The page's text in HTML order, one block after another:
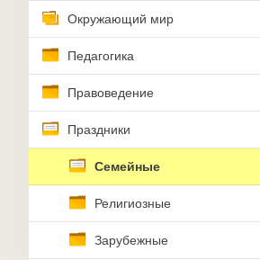
Окружающий мир
Педагогика
Правоведение
Праздники
Семейные
Религиозные
Зарубежные